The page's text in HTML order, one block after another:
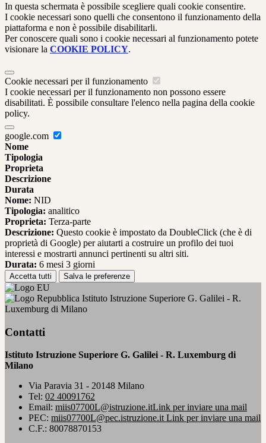
In questa schermata è possibile scegliere quali cookie consentire.
I cookie necessari sono quelli che consentono il funzionamento della
piattaforma e non è possibile disabilitarli.
Per conoscere quali sono i cookie necessari al funzionamento potete
visionare la COOKIE POLICY.
Cookie necessari per il funzionamento
I cookie necessari per il funzionamento non possono essere
disabilitati. È possibile consultare l'elenco nella pagina della cookie
policy.
google.com
Nome
Tipologia
Proprieta
Descrizione
Durata
Nome: NID
Tipologia: analitico
Proprieta: Terza-parte
Descrizione: Questo cookie è impostato da DoubleClick (che è di
proprietà di Google) per aiutarti a costruire un profilo dei tuoi
interessi e mostrarti annunci pertinenti su altri siti.
Durata: 6 mesi 3 giorni
Accetta tutti Salva le preferenze
Istituto Istruzione Superiore G. Galilei - R.
Luxemburg di Milano
Contatti
Istituto Istruzione Superiore G. Galilei - R. Luxemburg di
Milano
Via Paravia 31 - 20148 Milano
Tel: 02 40091762
Email: miis07700L@istruzione.itLink per inviare una mail
PEC: miis07700L@pec.istruzione.it Link per inviare una mail
C.F.: 80078870153